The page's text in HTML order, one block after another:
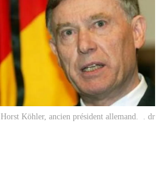
Horst Köhler, ancien président allemand. . dr